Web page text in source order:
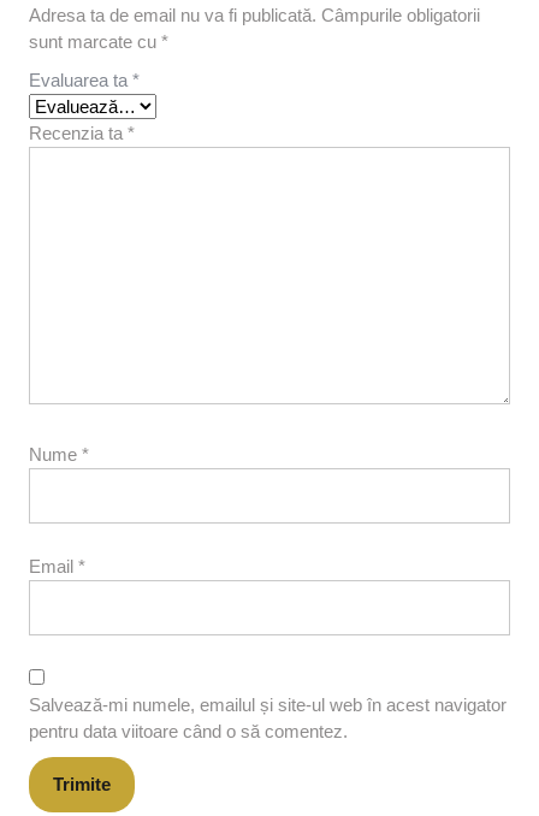
Adresa ta de email nu va fi publicată. Câmpurile obligatorii
sunt marcate cu *
Evaluarea ta *
Recenzia ta *
Nume *
Email *
Salvează-mi numele, emailul și site-ul web în acest navigator
pentru data viitoare când o să comentez.